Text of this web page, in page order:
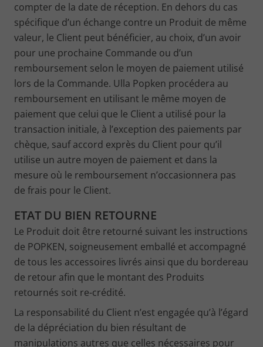
compter de la date de réception. En dehors du cas
spécifique d’un échange contre un Produit de même
valeur, le Client peut bénéficier, au choix, d’un avoir
pour une prochaine Commande ou d’un
remboursement selon le moyen de paiement utilisé
lors de la Commande. Ulla Popken procédera au
remboursement en utilisant le même moyen de
paiement que celui que le Client a utilisé pour la
transaction initiale, à l’exception des paiements par
chèque, sauf accord exprès du Client pour qu’il
utilise un autre moyen de paiement et dans la
mesure où le remboursement n’occasionnera pas
de frais pour le Client.
ETAT DU BIEN RETOURNE
Le Produit doit être retourné suivant les instructions
de POPKEN, soigneusement emballé et accompagné
de tous les accessoires livrés ainsi que du bordereau
de retour afin que le montant des Produits
retournés soit re-crédité.
La responsabilité du Client n’est engagée qu’à l’égard
de la dépréciation du bien résultant de
manipulations autres que celles nécessaires pour